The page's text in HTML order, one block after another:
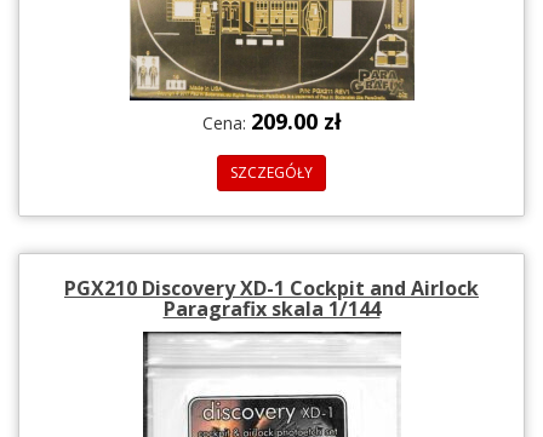
Cena: 209.00 zł
SZCZEGÓŁY
PGX210 Discovery XD-1 Cockpit and Airlock
Paragrafix skala 1/144